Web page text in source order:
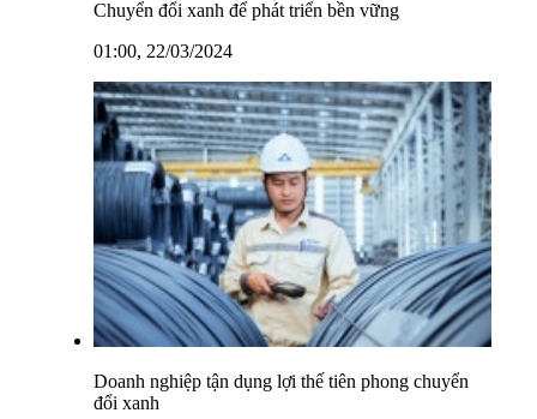
Chuyển đổi xanh để phát triển bền vững
01:00, 22/03/2024
Doanh nghiệp tận dụng lợi thế tiên phong chuyển
đổi xanh